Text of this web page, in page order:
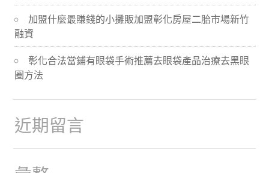
加盟什麼最賺錢的小攤販加盟彰化房屋二胎市場新竹
融資
彰化合法當鋪有眼袋手術推薦去眼袋產品治療去黑眼
圈方法
近期留言